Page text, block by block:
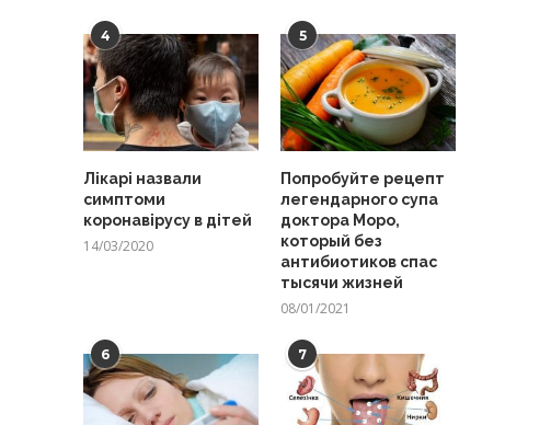
4
Лікарі назвали
симптоми
коронавірусу в дітей
14/03/2020
5
Попробуйте рецепт
легендарного супа
доктора Моро,
который без
антибиотиков спас
тысячи жизней
08/01/2021
6 7